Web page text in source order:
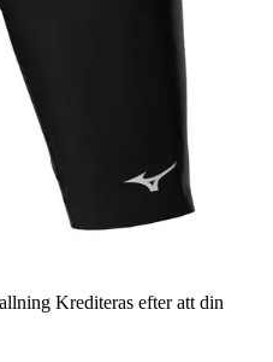
Krediteras efter att din